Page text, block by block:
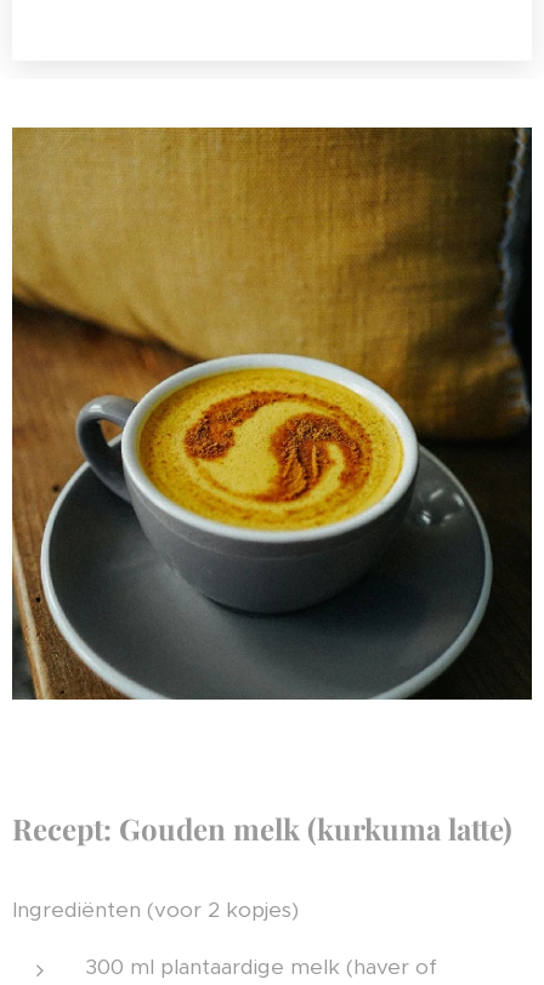
Recept: Gouden melk (kurkuma latte)
Ingrediënten (voor 2 kopjes)
300 ml plantaardige melk (haver of